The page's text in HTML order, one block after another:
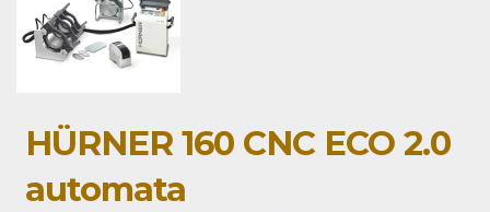
HÜRNER 160 CNC ECO 2.0
automata